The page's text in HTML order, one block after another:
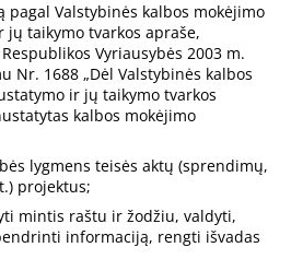
pagal Valstybinės kalbos mokėjimo
taikymo tvarkos apraše,
Vyriausybės 2003 m.
Nr. 1688 „Dėl Valstybinės kalbos
ir jų taikymo tvarkos
kalbos mokėjimo
lygmens teisės aktų (sprendimų,
projektus;
mintis raštu ir žodžiu, valdyti,
informaciją, rengti išvadas